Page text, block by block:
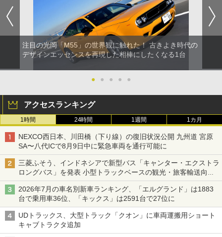
注目の光岡「M55」の世界観に触れた！ 古きよき時代の
デザインエッセンスを再現した相棒にしたくなる1台
● ● ● ● ●
アクセスランキング
1時間 24時間 1週間 1カ月
NEXCO西日本、川田橋（下り線）の復旧状況公開 九州道 宮原
SA〜八代ICで8月9日中に緊急車両を通行可能に
三菱ふそう、インドネシアで新型バス「キャンター・エクストラ
ロングバス」を発表 小型トラックベースの観光・旅客輸送向け
バス
2026年7月の車名別新車ランキング、「エルグランド」は1883
台で乗用車36位、「キックス」は2591台で27位に
UDトラックス、大型トラック「クオン」に車両運搬用ショート
キャブトラクタ追加